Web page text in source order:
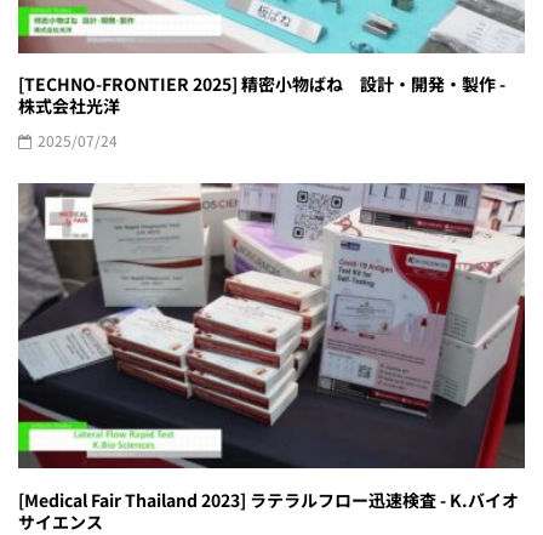
[TECHNO-FRONTIER 2025] 精密小物ばね 設計・開発・製作 -
株式会社光洋
2025/07/24
[Medical Fair Thailand 2023] ラテラルフロー迅速検査 - K.バイオ
サイエンス